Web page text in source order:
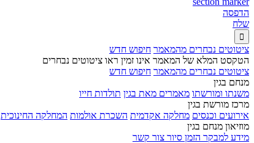
הדפסה
שלח

ציטוטים נבחרים מהמאמר חיפוש חדש
הטקסט המלא של המאמר אינו זמין ראו ציטוטים נבחרים
ציטוטים נבחרים מהמאמר חיפוש חדש
מנחם בגין
משנתו ומורשתו מאמרים מאת בגין תולדות חייו
מרכז מורשת בגין
אירועים וכנסים מחלקה אקדמית השכרת אולמות המחלקה החינוכית
מוזיאון מנחם בגין
מידע למבקר הזמן סיור צור קשר